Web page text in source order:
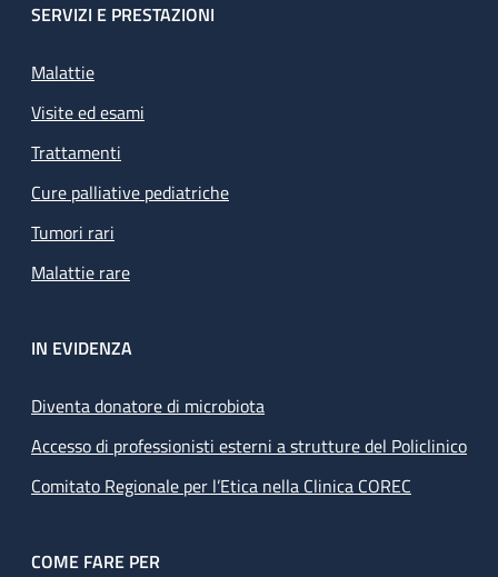
SERVIZI E PRESTAZIONI
Malattie
Visite ed esami
Trattamenti
Cure palliative pediatriche
Tumori rari
Malattie rare
IN EVIDENZA
Diventa donatore di microbiota
Accesso di professionisti esterni a strutture del Policlinico
Comitato Regionale per l’Etica nella Clinica COREC
COME FARE PER